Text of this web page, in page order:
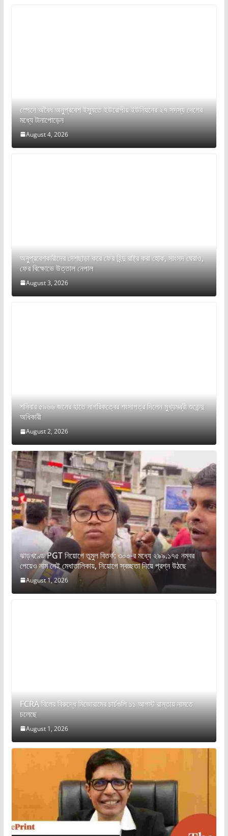
স্পেনে অবৈধ অনুপ্রবেশ ইস্যুতে ইউরোপীয় ইউনিয়নের ২৭ সদস্য দেশের
মধ্যে টানাপোড়েন
August 4, 2026
অনুপ্রবেশকারীদের দেশছাড়া করে ফের হিন্দু রাষ্ট্র করা হোক, সাংসদ ঘেরাও,
ফের বিক্ষোভে উত্তাল নেপাল
August 3, 2026
শনিবার ৫৯৬৬ জনের হাতে নাগরিকত্বের শংসাপত্র দিলেন মুখ্যমন্ত্রী শুভেন্দু
অধিকারী
August 2, 2026
ঝাড়খণ্ডে PGT নিয়োগে তুমুল বিতর্ক: ৩০০-র মধ্যে ২৯৯.১৭৫ নম্বর
পেয়েও নাম নেই মেধাতালিকায়, নিয়োগে স্বচ্ছতা নিয়ে প্রশ্ন উঠছে
August 1, 2026
FCRA বিলের বিরুদ্ধে মিজোরামের চার্চগুলি ১১ আগস্ট রাস্তায় নামতে
চলেছে
August 1, 2026